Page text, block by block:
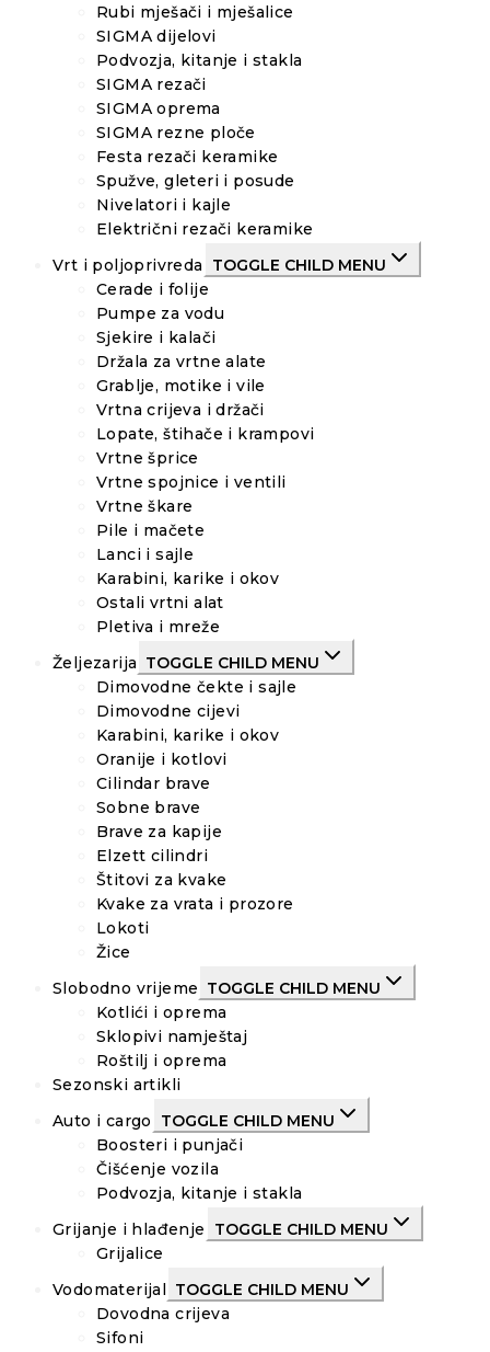
Rubi mješači i mješalice
SIGMA dijelovi
Podvozja, kitanje i stakla
SIGMA rezači
SIGMA oprema
SIGMA rezne ploče
Festa rezači keramike
Spužve, gleteri i posude
Nivelatori i kajle
Električni rezači keramike
Vrt i poljoprivreda
TOGGLE CHILD MENU
Cerade i folije
Pumpe za vodu
Sjekire i kalači
Držala za vrtne alate
Grablje, motike i vile
Vrtna crijeva i držači
Lopate, štihače i krampovi
Vrtne šprice
Vrtne spojnice i ventili
Vrtne škare
Pile i mačete
Lanci i sajle
Karabini, karike i okov
Ostali vrtni alat
Pletiva i mreže
Željezarija TOGGLE CHILD MENU
Dimovodne čekte i sajle
Dimovodne cijevi
Karabini, karike i okov
Oranije i kotlovi
Cilindar brave
Sobne brave
Brave za kapije
Elzett cilindri
Štitovi za kvake
Kvake za vrata i prozore
Lokoti
Žice
Slobodno vrijeme TOGGLE CHILD MENU
Kotlići i oprema
Sklopivi namještaj
Roštilj i oprema
Sezonski artikli
Auto i cargo
TOGGLE CHILD MENU
Boosteri i punjači
Čišćenje vozila
Podvozja, kitanje i stakla
Grijanje i hlađenje
TOGGLE CHILD MENU
Grijalice
Vodomaterijal
TOGGLE CHILD MENU
Dovodna crijeva
Sifoni